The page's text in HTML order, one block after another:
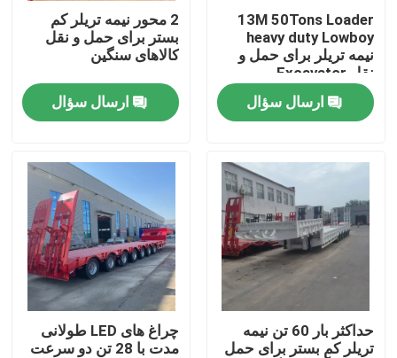
درباره ما
تور کارخانه
کنترل کیفیت
با ما تماس بگیرید
درخواست نقل قول
کامیون های زباله برداری استفاده شده
کامیون های تخلیه کننده دست دوم
13M 50Tons Loader
heavy duty Lowboy
نیمه تریلر برای حمل و
نقل Excavator
Gooseneck 3 محور
بستر پایینارسال سؤال
2 محور نیمه تریلر کم
بستر برای حمل و نقل
کالاهای سنگین
ارسال سؤال
حداکثر بار 60 تن نیمه
تریلر کم بستر برای حمل
چراغ های LED طولانی
مدت با 28 تن دو سرعت